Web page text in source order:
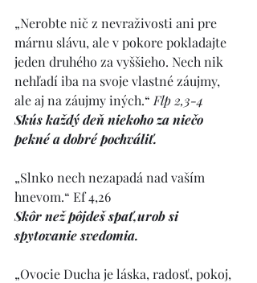
„Nerobte nič z nevraživosti ani pre
márnu slávu, ale v pokore pokladajte
jeden druhého za vyššieho. Nech nik
nehľadí iba na svoje vlastné záujmy,
ale aj na záujmy iných.“ Flp 2,3-4
Skús každý deň niekoho za niečo
pekné a dobré pochváliť.
„Slnko nech nezapadá nad vaším
hnevom.“ Ef 4,26
Skôr než pôjdeš spať,urob si
spytovanie svedomia.
„Ovocie Ducha je láska, radosť, pokoj,